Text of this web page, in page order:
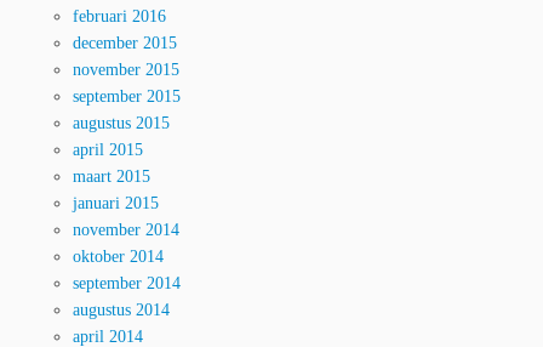
februari 2016
december 2015
november 2015
september 2015
augustus 2015
april 2015
maart 2015
januari 2015
november 2014
oktober 2014
september 2014
augustus 2014
april 2014